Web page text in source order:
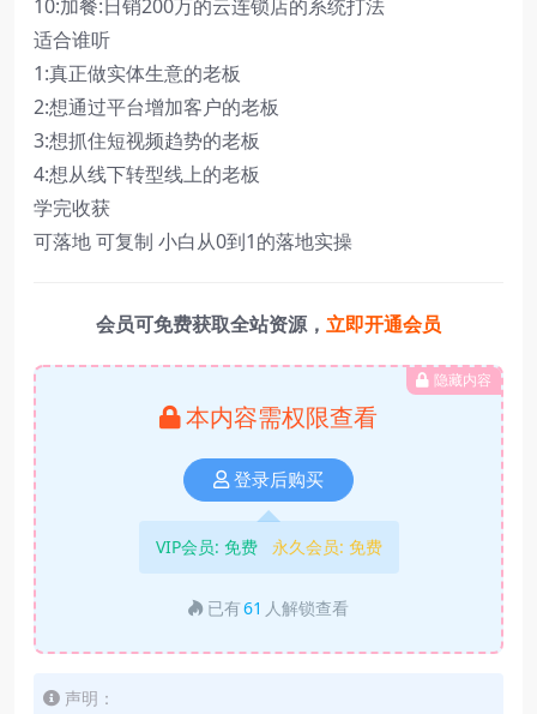
10:加餐:日销200万的云连锁店的系统打法
适合谁听
1:真正做实体生意的老板
2:想通过平台增加客户的老板
3:想抓住短视频趋势的老板
4:想从线下转型线上的老板
学完收获
可落地 可复制 小白从0到1的落地实操
会员可免费获取全站资源， 立即开通会员
隐藏内容
本内容需权限查看
登录后购买
VIP会员: 免费 永久会员: 免费
已有61 人解锁查看
声明：